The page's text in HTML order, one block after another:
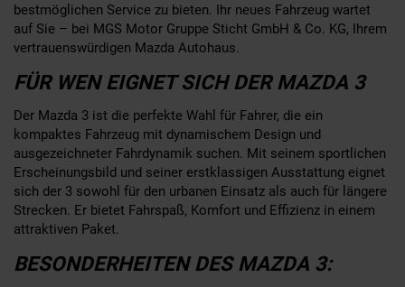
bestmöglichen Service zu bieten. Ihr neues Fahrzeug wartet
auf Sie – bei MGS Motor Gruppe Sticht GmbH & Co. KG, Ihrem
vertrauenswürdigen Mazda Autohaus.
FÜR WEN EIGNET SICH DER MAZDA 3
Der Mazda 3 ist die perfekte Wahl für Fahrer, die ein
kompaktes Fahrzeug mit dynamischem Design und
ausgezeichneter Fahrdynamik suchen. Mit seinem sportlichen
Erscheinungsbild und seiner erstklassigen Ausstattung eignet
sich der 3 sowohl für den urbanen Einsatz als auch für längere
Strecken. Er bietet Fahrspaß, Komfort und Effizienz in einem
attraktiven Paket.
BESONDERHEITEN DES MAZDA 3: